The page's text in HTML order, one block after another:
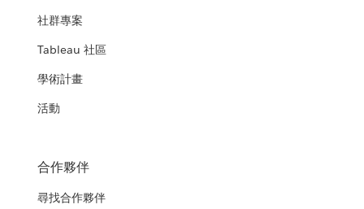
社群專案
Tableau 社區
學術計畫
活動
合作夥伴
尋找合作夥伴